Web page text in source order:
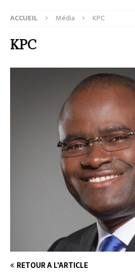
ACCUEIL Média KPC
KPC
RETOUR À L'ARTICLE